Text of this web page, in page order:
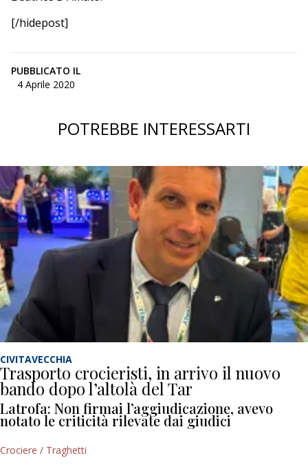
[/hidepost]
PUBBLICATO IL
4 Aprile 2020
POTREBBE INTERESSARTI
CIVITAVECCHIA
Trasporto crocieristi, in arrivo il nuovo
bando dopo l’altolà del Tar
Latrofa: Non firmai l’aggiudicazione, avevo
notato le criticità rilevate dai giudici
Crociere / Traghetti